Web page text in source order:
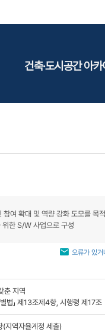
건축·도시공간 아카
여 확대 및 역량 강화 도모를 목
한 S/W 사업으로 구성
오류가 있
춘 지역
법」 제13조제4항, 시행령 제17조
지역자율계정 세출)